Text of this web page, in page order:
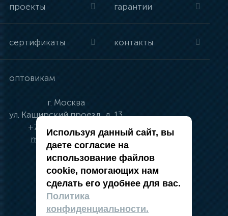
проекты гарантии
сертификаты контакты
оптовикам
г. Москва
ул. Каширский проезд, д. 13
+7 (495) 134-41-83
moskva@vincci.ru
политика в отношении обработки
персональных данных
публичная оферта
Используя данный сайт, вы
даете согласие на
использование файлов
cookie, помогающих нам
сделать его удобнее для вас.
Политика
конфиденциальности.